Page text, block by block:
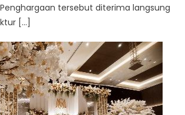
tersebut diterima langsung
[…]